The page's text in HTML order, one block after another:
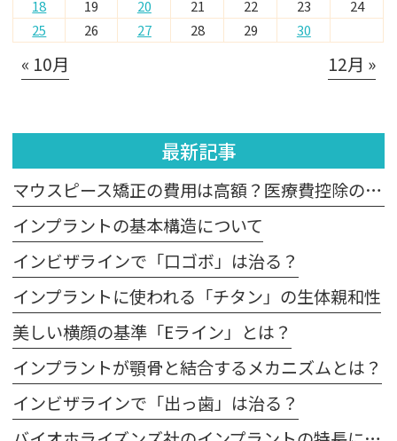
18
19 20 21 22 23
24
25
26 27 28 29 30
« 10月 12月 »
最新記事
マウスピース矯正の費用は高額？医療費控除の適用は？
インプラントの基本構造について
インビザラインで「口ゴボ」は治る？
インプラントに使われる「チタン」の生体親和性
美しい横顔の基準「Eライン」とは？
インプラントが顎骨と結合するメカニズムとは？
インビザラインで「出っ歯」は治る？